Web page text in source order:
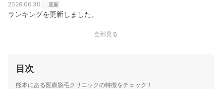
2026.06.30 更新
ランキングを更新しました。
全部見る
目次
熊本にある医療脱毛クリニックの特徴をチェック！